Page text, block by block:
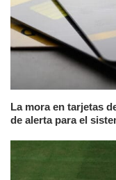
La mora en tarjetas
de alerta para el